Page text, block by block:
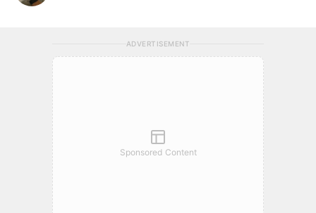
方法帶出最大快樂。Facebook: 不負責任育兒手記
ADVERTISEMENT
Sponsored Content